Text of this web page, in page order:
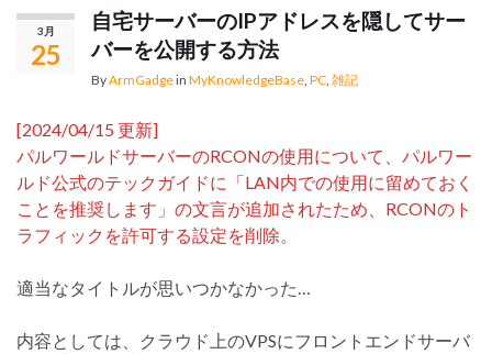
3月
25
自宅サーバーのIPアドレスを隠してサー
バーを公開する方法
ByArmGadgein MyKnowledgeBase PC 雑記
[2024/04/15 更新]
パルワールドサーバーのRCONの使用について、パルワー
ルド公式のテックガイドに「LAN内での使用に留めておく
ことを推奨します」の文言が追加されたため、RCONのト
ラフィックを許可する設定を削除。
適当なタイトルが思いつかなかった…
内容としては、クラウド上のVPSにフロントエンドサーバ